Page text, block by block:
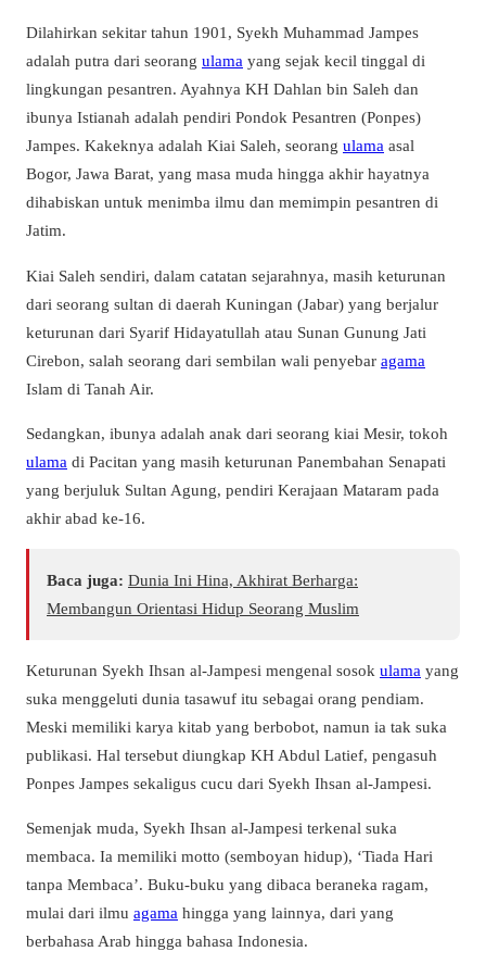
Dilahirkan sekitar tahun 1901, Syekh Muhammad Jampes
adalah putra dari seorang ulama yang sejak kecil tinggal di
lingkungan pesantren. Ayahnya KH Dahlan bin Saleh dan
ibunya Istianah adalah pendiri Pondok Pesantren (Ponpes)
Jampes. Kakeknya adalah Kiai Saleh, seorang ulama asal
Bogor, Jawa Barat, yang masa muda hingga akhir hayatnya
dihabiskan untuk menimba ilmu dan memimpin pesantren di
Jatim.
Kiai Saleh sendiri, dalam catatan sejarahnya, masih keturunan
dari seorang sultan di daerah Kuningan (Jabar) yang berjalur
keturunan dari Syarif Hidayatullah atau Sunan Gunung Jati
Cirebon, salah seorang dari sembilan wali penyebar agama
Islam di Tanah Air.
Sedangkan, ibunya adalah anak dari seorang kiai Mesir, tokoh
ulama di Pacitan yang masih keturunan Panembahan Senapati
yang berjuluk Sultan Agung, pendiri Kerajaan Mataram pada
akhir abad ke-16.
Baca juga: Dunia Ini Hina, Akhirat Berharga:
Membangun Orientasi Hidup Seorang Muslim
Keturunan Syekh Ihsan al-Jampesi mengenal sosok ulama yang
suka menggeluti dunia tasawuf itu sebagai orang pendiam.
Meski memiliki karya kitab yang berbobot, namun ia tak suka
publikasi. Hal tersebut diungkap KH Abdul Latief, pengasuh
Ponpes Jampes sekaligus cucu dari Syekh Ihsan al-Jampesi.
Semenjak muda, Syekh Ihsan al-Jampesi terkenal suka
membaca. Ia memiliki motto (semboyan hidup), ‘Tiada Hari
tanpa Membaca’. Buku-buku yang dibaca beraneka ragam,
mulai dari ilmu agama hingga yang lainnya, dari yang
berbahasa Arab hingga bahasa Indonesia.